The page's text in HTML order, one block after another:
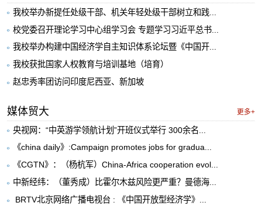
我校举办新提任处级干部、机关年轻处级干部树立和践...
校党委召开理论学习中心组学习会 专题学习习近平总书...
我校举办构建中国经济学自主知识体系论坛暨《中国开...
我校获批国家人权教育与培训基地（培育）
赵忠秀率团访问印度尼西亚、新加坡
媒体贸大 更多+
央视网：“中英游学领航计划”开班仪式举行 300余名...
《china daily》:Campaign promotes jobs for gradua...
《CGTN》：（杨杭军）China-Africa cooperation evol...
中新经纬：（董秀成）比霍尔木兹风险更严重？曼德海...
​ BRTV北京网络广播电视台 : 《中国开放型经济学》...